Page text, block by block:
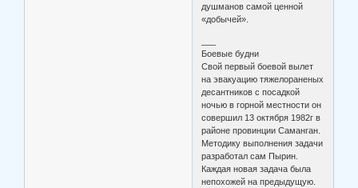
душманов самой ценной
«добычей».
Боевые будни
Свой первый боевой вылет
на эвакуацию тяжелораненых
десантников с посадкой
ночью в горной местности он
совершил 13 октября 1982г в
районе провинции Саманган.
Методику выполнения задачи
разработал сам Пырин.
Каждая новая задача была
непохожей на предыдущую.